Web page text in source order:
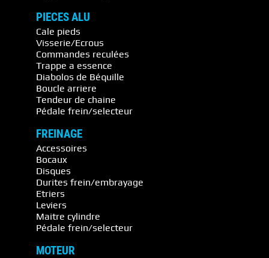
PIECES ALU
Cale pieds
Visserie/Ecrous
Commandes reculées
Trappe a essence
Diabolos de Béquille
Boucle arriere
Tendeur de chaine
Pédale frein/selecteur
FREINAGE
Accessoires
Bocaux
Disques
Durites frein/embrayage
Etriers
Leviers
Maitre cylindre
Pédale frein/selecteur
MOTEUR